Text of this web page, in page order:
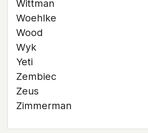
Wittman
Woehlke
Wood
Wyk
Yeti
Zembiec
Zeus
Zimmerman